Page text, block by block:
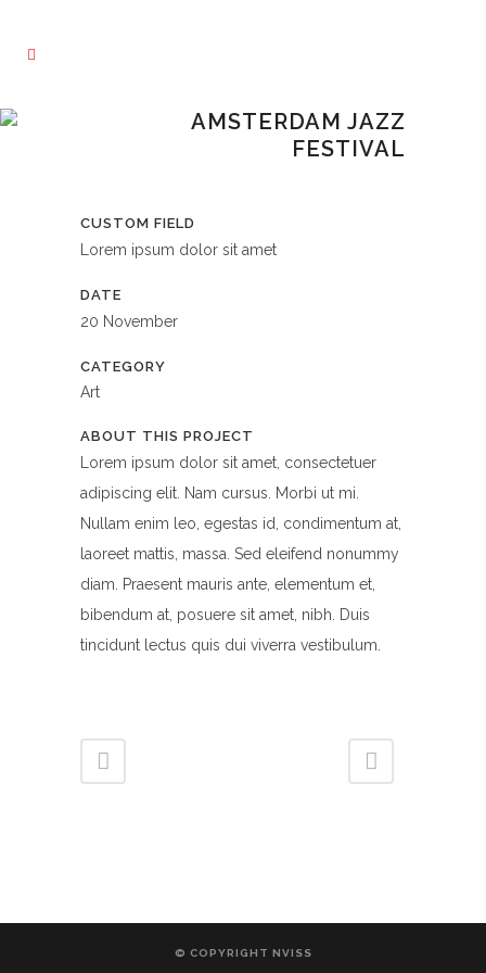
AMSTERDAM JAZZ
FESTIVAL
CUSTOM FIELD
Lorem ipsum dolor sit amet
DATE
20 November
CATEGORY
Art
ABOUT THIS PROJECT
Lorem ipsum dolor sit amet, consectetuer
adipiscing elit. Nam cursus. Morbi ut mi.
Nullam enim leo, egestas id, condimentum at,
laoreet mattis, massa. Sed eleifend nonummy
diam. Praesent mauris ante, elementum et,
bibendum at, posuere sit amet, nibh. Duis
tincidunt lectus quis dui viverra vestibulum.
© COPYRIGHT NVISS